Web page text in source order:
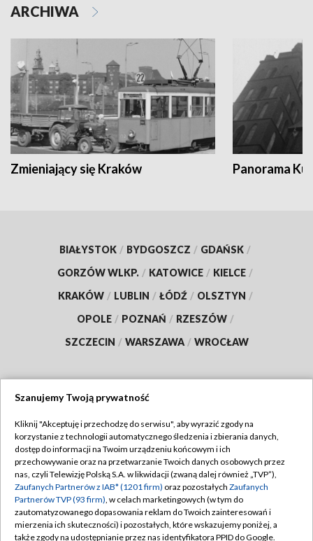
ARCHIWA
Zmieniający się Kraków Panorama
BIAŁYSTOK / BYDGOSZCZ / GDAŃSK /
GORZÓW WLKP. / KATOWICE / KIELCE /
KRAKÓW / LUBLIN / ŁÓDŹ / OLSZTYN /
OPOLE / POZNAŃ / RZESZÓW /
SZCZECIN / WARSZAWA / WROCŁAW
TVP
Abonament TVP
Emisja w TVP
Centrum informacji TVP
Naziemna Telewizja Cyfrowa
Regulamin TVP
Polityka prywatności
Moje zgody
Pomoc
Szanujemy Twoją prywatność
Kliknij "Akceptuję i przechodzę do serwisu", aby wyrazić zgody na
korzystanie z technologii automatycznego śledzenia i zbierania danych,
dostęp do informacji na Twoim urządzeniu końcowym i ich
przechowywanie oraz na przetwarzanie Twoich danych osobowych przez
nas, czyli Telewizję Polską S.A. w likwidacji (zwaną dalej również „TVP”),
Zaufanych Partnerów z IAB* (1201 firm) oraz pozostałych Zaufanych
Partnerów TVP (93 firm), w celach marketingowych (w tym do
zautomatyzowanego dopasowania reklam do Twoich zainteresowań i
mierzenia ich skuteczności) i pozostałych, które wskazujemy poniżej, a
także zgody na udostępnianie przez nas identyfikatora PPID do Google.